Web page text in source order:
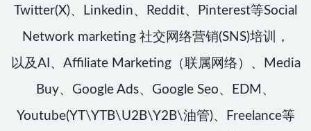
Twitter(X)、Linkedin、Reddit、Pinterest等Social
Network marketing 社交网络营销(SNS)培训，
以及AI、Affiliate Marketing（联属网络）、Media
Buy、Google Ads、Google Seo、EDM、
Youtube(YT\YTB\U2B\Y2B\油管)、Freelance等